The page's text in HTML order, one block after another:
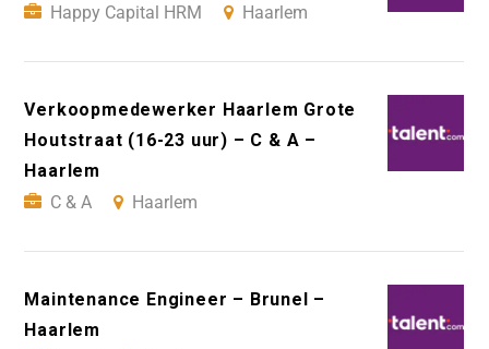
Happy Capital HRM
Haarlem
Verkoopmedewerker Haarlem Grote
Houtstraat (16-23 uur) – C & A –
Haarlem
C & A
Haarlem
Maintenance Engineer – Brunel –
Haarlem